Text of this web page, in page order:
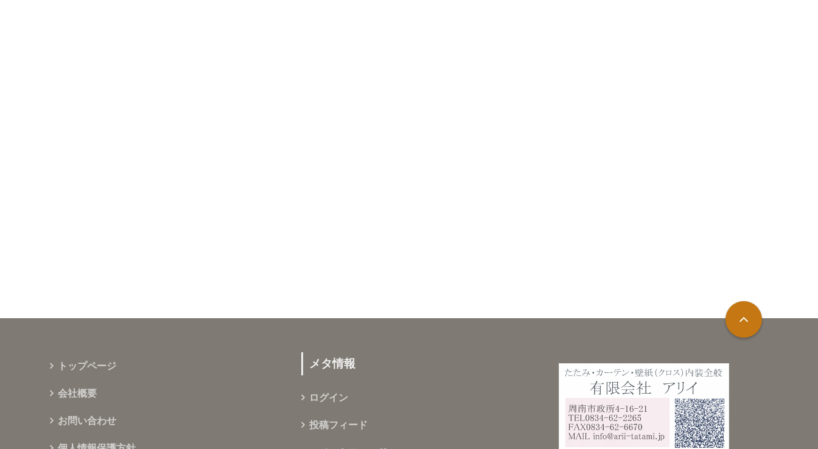
トップページ
会社概要
お問い合わせ
メタ情報
ログイン
投稿フィード